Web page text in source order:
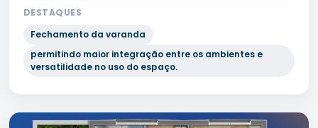
DESTAQUES
Fechamento da varanda
permitindo maior integração entre os ambientes e
versatilidade no uso do espaço.